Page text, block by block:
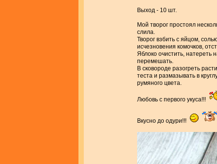
Выход - 10 шт.
Мой творог простоял
слила.
Творог взбить с яйцом,
исчезновения комочков,
Яблоко очистить, натереть
перемешать.
В сковороде разогреть
теста и размазывать в
румяного цвета.
Любовь с первого укуса!!!
Вкусно до одури!!!